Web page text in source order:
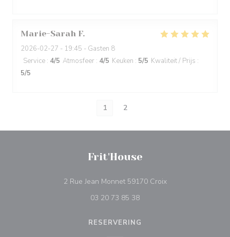
Marie-Sarah F
2026-02-27 - 19:45 - Gasten 8
Service : 4/5 Atmosfeer : 4/5 Keuken : 5/5 Kwaliteit / Prijs :
5/5
1 2
Frit'House
2 Rue Jean Monnet 59170 Croix((opent in een
03 20 73 85 38
RESERVERING